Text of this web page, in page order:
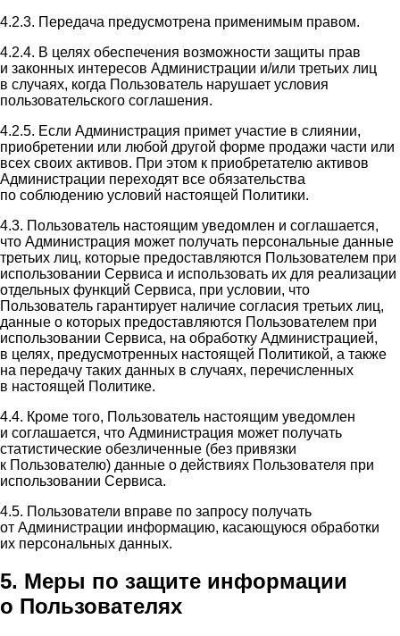
4.2.3. Передача предусмотрена применимым правом.
4.2.4. В целях обеспечения возможности защиты прав
и законных интересов Администрации и/или третьих лиц
в случаях, когда Пользователь нарушает условия
пользовательского соглашения.
4.2.5. Если Администрация примет участие в слиянии,
приобретении или любой другой форме продажи части или
всех своих активов. При этом к приобретателю активов
Администрации переходят все обязательства
по соблюдению условий настоящей Политики.
4.3. Пользователь настоящим уведомлен и соглашается,
что Администрация может получать персональные данные
третьих лиц, которые предоставляются Пользователем при
использовании Сервиса и использовать их для реализации
отдельных функций Сервиса, при условии, что
Пользователь гарантирует наличие согласия третьих лиц,
данные о которых предоставляются Пользователем при
использовании Сервиса, на обработку Администрацией,
в целях, предусмотренных настоящей Политикой, а также
на передачу таких данных в случаях, перечисленных
в настоящей Политике.
4.4. Кроме того, Пользователь настоящим уведомлен
и соглашается, что Администрация может получать
статистические обезличенные (без привязки
к Пользователю) данные о действиях Пользователя при
использовании Сервиса.
4.5. Пользователи вправе по запросу получать
от Администрации информацию, касающуюся обработки
их персональных данных.
5. Меры по защите информации
о Пользователях